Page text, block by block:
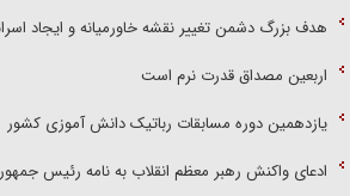
هدف بزرگ دشمن تغییر نقشه خاورمیانه و ایجاد
اربعین مصداق قدرت نرم است
یازدهمین دوره مسابقات رباتیک دانش آموزی کشور
ادعای واکنش رهبر معظم انقلاب به نامه رئیس